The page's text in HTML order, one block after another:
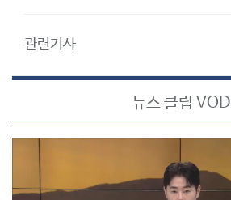
관련기사
뉴스 클립 VOD